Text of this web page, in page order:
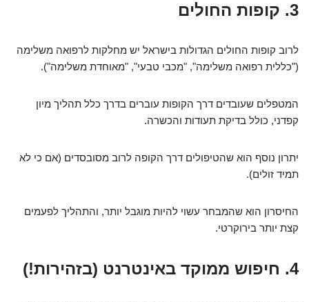
3. קופות החולים
לרוב קופות החולים הגדולות בישראל יש מחלקות לרפואה משלימה
("כללית רפואה משלימה", "מכבי טבעי", "מאוחדת משלימה").
המטפלים שעובדים דרך הקופות עוברים בדרך כלל תהליך מיון
קפדני, כולל בדיקת תעודות והכשרה.
יתרון נוסף הוא שהטיפולים דרך הקופה לרוב מסובסדים (אם כי לא
תמיד זולים).
החיסרון הוא שהמבחר עשוי להיות מוגבל יותר, והתהליך לפעמים
קצת יותר בירוקרטי.
4. חיפוש ממוקד באינטרנט (בזהירות!)